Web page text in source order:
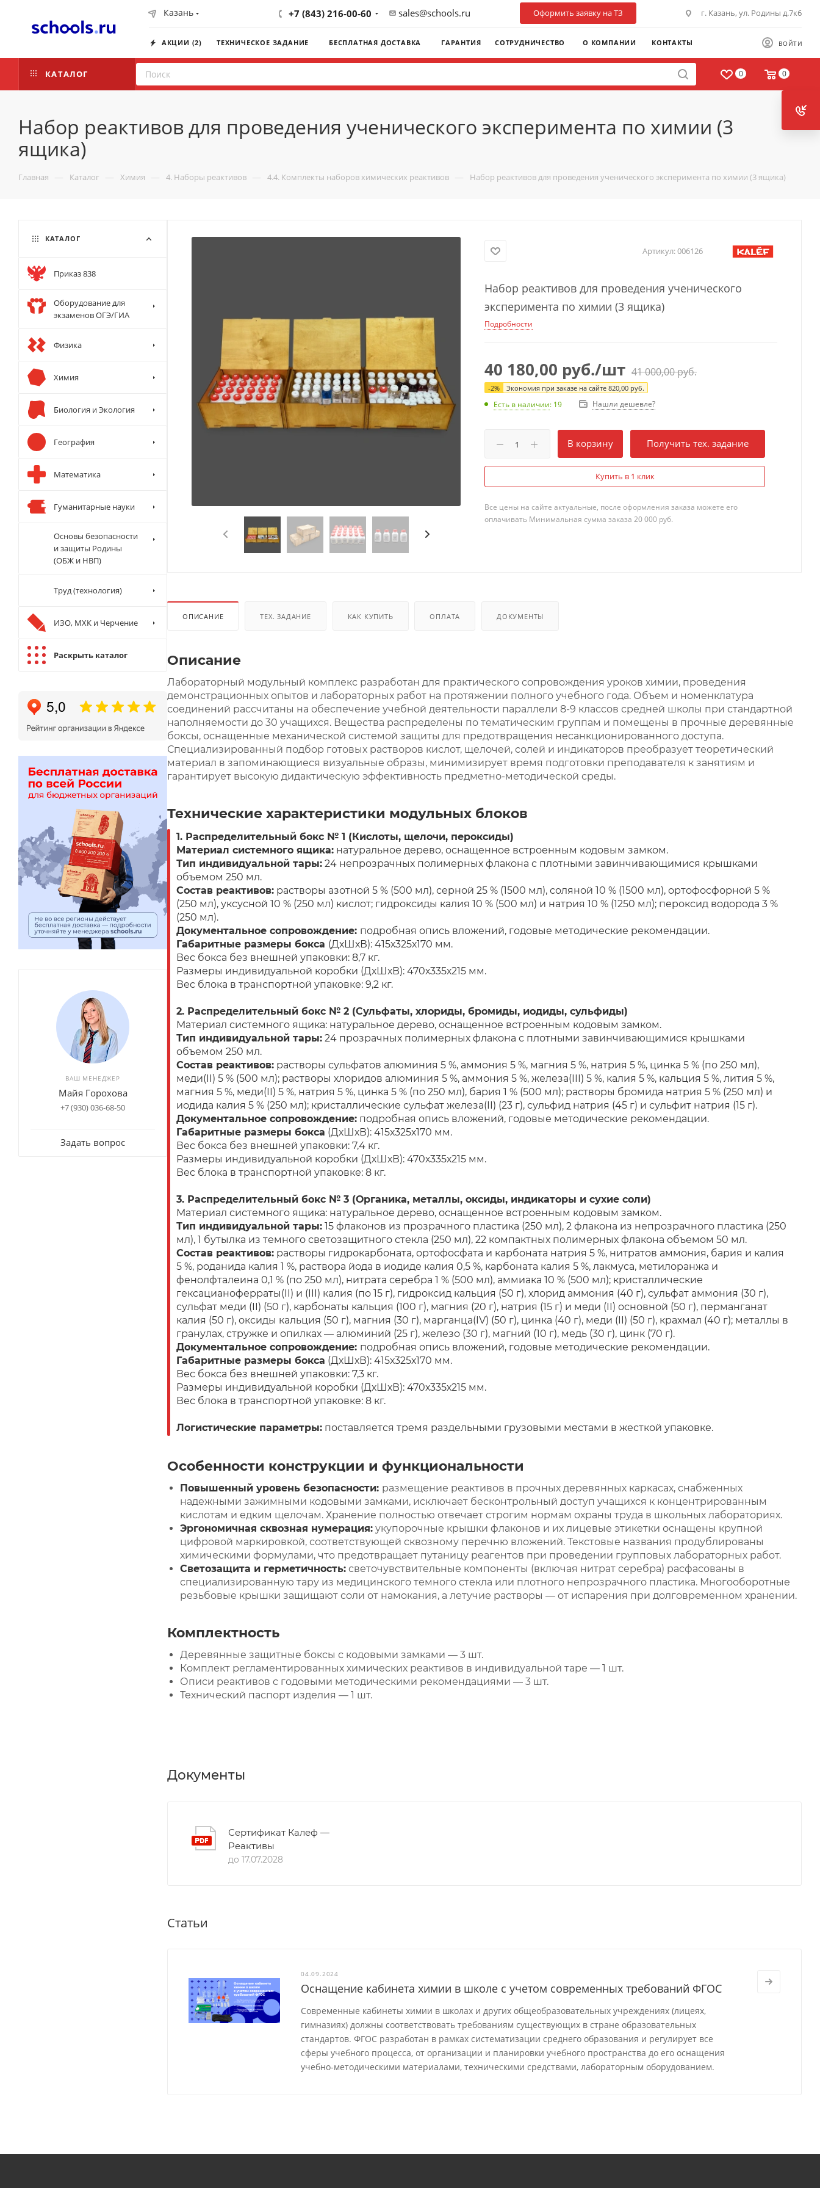
Казань +7 (843) 216-00-60 sales@schools.ru Оформить заявку на ТЗ г. Казань, ул. Родины д.7к6
ВОЙТИ
АКЦИИ (2) ТЕХНИЧЕСКОЕ ЗАДАНИЕ БЕСПЛАТНАЯ ДОСТАВКА ГАРАНТИЯ СОТРУДНИЧЕСТВО О КОМПАНИИ КОНТАКТЫ
0 0
КАТАЛОГ
Набор реактивов для проведения ученического эксперимента по химии (3
ящика)
Главная — Каталог — Химия — 4. Наборы реактивов — 4.4. Комплекты наборов химических реактивов — Набор реактивов для проведения ученического эксперимента по химии (3 ящика)
Артикул:006126
Набор реактивов для проведения ученического
эксперимента по химии (3 ящика)
Подробности
40 180,00 руб./шт 41 000,00руб.
-2% Экономия при заказе на сайте 820,00 руб.
Есть в наличии: 19 Нашли дешевле?
В корзину Получить тех. задание
Купить в 1 клик
Все цены на сайте актуальные, после оформления заказа можете его
оплачивать Минимальная сумма заказа 20 000 руб.
ОПИСАНИЕ ТЕХ. ЗАДАНИЕ КАК КУПИТЬ ОПЛАТА ДОКУМЕНТЫ
Описание
Лабораторный модульный комплекс разработан для практического сопровождения уроков химии, проведения
демонстрационных опытов и лабораторных работ на протяжении полного учебного года. Объем и номенклатура
соединений рассчитаны на обеспечение учебной деятельности параллели 8-9 классов средней школы при стандартной
наполняемости до 30 учащихся. Вещества распределены по тематическим группам и помещены в прочные деревянные
боксы, оснащенные механической системой защиты для предотвращения несанкционированного доступа.
Специализированный подбор готовых растворов кислот, щелочей, солей и индикаторов преобразует теоретический
материал в запоминающиеся визуальные образы, минимизирует время подготовки преподавателя к занятиям и
гарантирует высокую дидактическую эффективность предметно-методической среды.
Технические характеристики модульных блоков
1. Распределительный бокс № 1 (Кислоты, щелочи, пероксиды)
Материал системного ящика: натуральное дерево, оснащенное встроенным кодовым замком.
Тип индивидуальной тары: 24 непрозрачных полимерных флакона с плотными завинчивающимися крышками
объемом 250 мл.
Состав реактивов: растворы азотной 5 % (500 мл), серной 25 % (1500 мл), соляной 10 % (1500 мл), ортофосфорной 5 %
(250 мл), уксусной 10 % (250 мл) кислот; гидроксиды калия 10 % (500 мл) и натрия 10 % (1250 мл); пероксид водорода 3 %
(250 мл).
Документальное сопровождение: подробная опись вложений, годовые методические рекомендации.
Габаритные размеры бокса (ДхШхВ): 415х325х170 мм.
Вес бокса без внешней упаковки: 8,7 кг.
Размеры индивидуальной коробки (ДхШхВ): 470х335х215 мм.
Вес блока в транспортной упаковке: 9,2 кг.
2. Распределительный бокс № 2 (Сульфаты, хлориды, бромиды, иодиды, сульфиды)
Материал системного ящика: натуральное дерево, оснащенное встроенным кодовым замком.
Тип индивидуальной тары: 24 прозрачных полимерных флакона с плотными завинчивающимися крышками
объемом 250 мл.
Состав реактивов: растворы сульфатов алюминия 5 %, аммония 5 %, магния 5 %, натрия 5 %, цинка 5 % (по 250 мл),
меди(II) 5 % (500 мл); растворы хлоридов алюминия 5 %, аммония 5 %, железа(III) 5 %, калия 5 %, кальция 5 %, лития 5 %,
магния 5 %, меди(II) 5 %, натрия 5 %, цинка 5 % (по 250 мл), бария 1 % (500 мл); растворы бромида натрия 5 % (250 мл) и
иодида калия 5 % (250 мл); кристаллические сульфат железа(II) (23 г), сульфид натрия (45 г) и сульфит натрия (15 г).
Документальное сопровождение: подробная опись вложений, годовые методические рекомендации.
Габаритные размеры бокса (ДхШхВ): 415х325х170 мм.
Вес бокса без внешней упаковки: 7,4 кг.
Размеры индивидуальной коробки (ДхШхВ): 470х335х215 мм.
Вес блока в транспортной упаковке: 8 кг.
3. Распределительный бокс № 3 (Органика, металлы, оксиды, индикаторы и сухие соли)
Материал системного ящика: натуральное дерево, оснащенное встроенным кодовым замком.
Тип индивидуальной тары: 15 флаконов из прозрачного пластика (250 мл), 2 флакона из непрозрачного пластика (250
мл), 1 бутылка из темного светозащитного стекла (250 мл), 22 компактных полимерных флакона объемом 50 мл.
Состав реактивов: растворы гидрокарбоната, ортофосфата и карбоната натрия 5 %, нитратов аммония, бария и калия
5 %, роданида калия 1 %, раствора йода в иодиде калия 0,5 %, карбоната калия 5 %, лакмуса, метилоранжа и
фенолфталеина 0,1 % (по 250 мл), нитрата серебра 1 % (500 мл), аммиака 10 % (500 мл); кристаллические
гексацианоферраты(II) и (III) калия (по 15 г), гидроксид кальция (50 г), хлорид аммония (40 г), сульфат аммония (30 г),
сульфат меди (II) (50 г), карбонаты кальция (100 г), магния (20 г), натрия (15 г) и меди (II) основной (50 г), перманганат
калия (50 г), оксиды кальция (50 г), магния (30 г), марганца(IV) (50 г), цинка (40 г), меди (II) (50 г), крахмал (40 г); металлы в
гранулах, стружке и опилках — алюминий (25 г), железо (30 г), магний (10 г), медь (30 г), цинк (70 г).
Документальное сопровождение: подробная опись вложений, годовые методические рекомендации.
Габаритные размеры бокса (ДхШхВ): 415х325х170 мм.
Вес бокса без внешней упаковки: 7,3 кг.
Размеры индивидуальной коробки (ДхШхВ): 470х335х215 мм.
Вес блока в транспортной упаковке: 8 кг.
Логистические параметры: поставляется тремя раздельными грузовыми местами в жесткой упаковке.
Особенности конструкции и функциональности
Повышенный уровень безопасности: размещение реактивов в прочных деревянных каркасах, снабженных
надежными зажимными кодовыми замками, исключает бесконтрольный доступ учащихся к концентрированным
кислотам и едким щелочам. Хранение полностью отвечает строгим нормам охраны труда в школьных лабораториях.
Эргономичная сквозная нумерация: укупорочные крышки флаконов и их лицевые этикетки оснащены крупной
цифровой маркировкой, соответствующей сквозному перечню вложений. Текстовые названия продублированы
химическими формулами, что предотвращает путаницу реагентов при проведении групповых лабораторных работ.
Светозащита и герметичность: светочувствительные компоненты (включая нитрат серебра) расфасованы в
специализированную тару из медицинского темного стекла или плотного непрозрачного пластика. Многооборотные
резьбовые крышки защищают соли от намокания, а летучие растворы — от испарения при долговременном хранении.
Комплектность
Деревянные защитные боксы с кодовыми замками — 3 шт.
Комплект регламентированных химических реактивов в индивидуальной таре — 1 шт.
Описи реактивов с годовыми методическими рекомендациями — 3 шт.
Технический паспорт изделия — 1 шт.
Документы
Сертификат Калеф —
Реактивы
до 17.07.2028
Статьи
04.09.2024
Оснащение кабинета химии в школе с учетом современных требований ФГОС
Современные кабинеты химии в школах и других общеобразовательных учреждениях (лицеях,
гимназиях) должны соответствовать требованиям существующих в стране образовательных
стандартов. ФГОС разработан в рамках систематизации среднего образования и регулирует все
сферы учебного процесса, от организации и планировки учебного пространства до его оснащения
учебно-методическими материалами, техническими средствами, лабораторным оборудованием.
КАТАЛОГ
Приказ 838
Оборудование для
экзаменов ОГЭ/ГИА
Физика
Химия
Биология и Экология
География
Математика
Гуманитарные науки
Основы безопасности
и защиты Родины
(ОБЖ и НВП)
Труд (технология)
ИЗО, МХК и Черчение
Раскрыть каталог
ВАШ МЕНЕДЖЕР
Майя Горохова
+7 (930) 036-68-50
Задать вопрос